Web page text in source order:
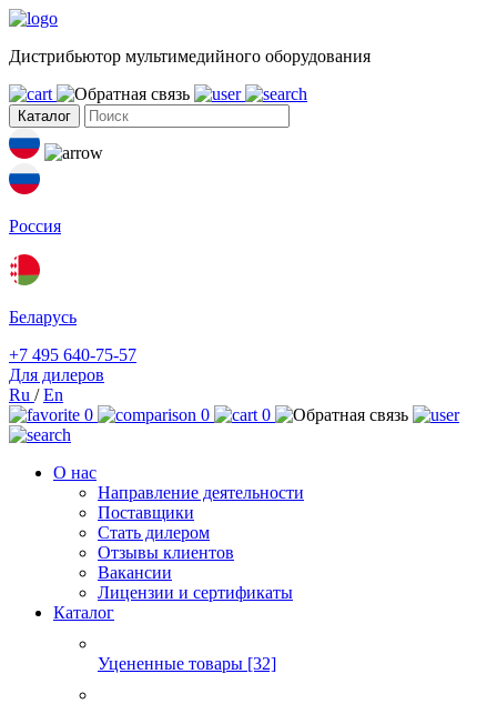
Дистрибьютор мультимедийного оборудования
Каталог
Россия
Беларусь
+7 495 640-75-57
Для дилеров
Ru /En
0
0 0
О нас
Направление деятельности
Поставщики
Стать дилером
Отзывы клиентов
Вакансии
Лицензии и сертификаты
Каталог
Уцененные товары [32]